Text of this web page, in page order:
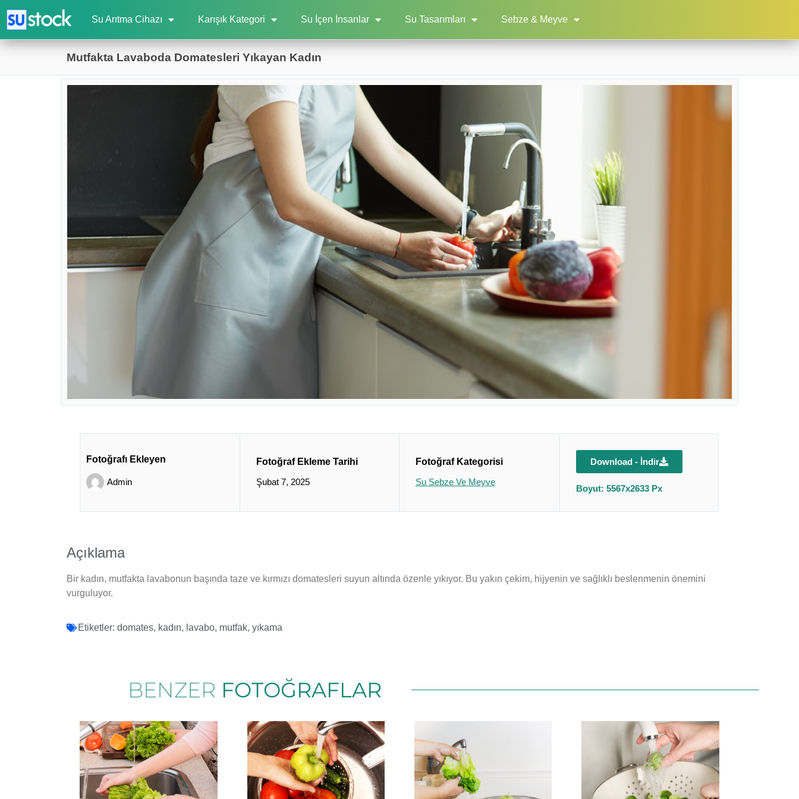
Su Arıtma Cihazı Karışık Kategori Su İçen İnsanlar Su Tasarımları Sebze & Meyve
Mutfakta Lavaboda Domatesleri Yıkayan Kadın
Fotoğrafı Ekleyen
Admin
Fotoğraf Ekleme Tarihi
Şubat 7, 2025
Fotoğraf Kategorisi
Su Sebze Ve Meyve
Download - İndir
Boyut: 5567x2633 Px
Açıklama
Bir kadın, mutfakta lavabonun başında taze ve kırmızı domatesleri suyun altında özenle yıkıyor. Bu yakın çekim, hijyenin ve sağlıklı beslenmenin önemini
vurguluyor.
Etiketler: domates, kadın, lavabo, mutfak, yıkama
BENZER FOTOĞRAFLAR